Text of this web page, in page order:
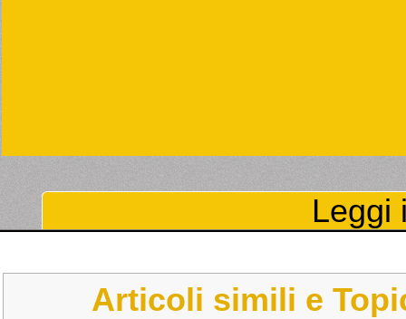
Leggi
Articoli simili e